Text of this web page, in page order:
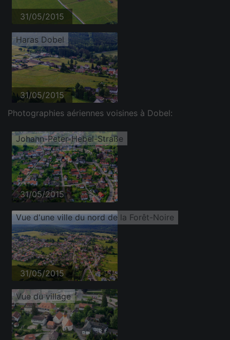
31/05/2015
Haras Dobel
31/05/2015
Photographies aériennes voisines à Dobel:
Johann-Peter-Hebel-Straße
31/05/2015
Vue d'une ville du nord de la Forêt-Noire
31/05/2015
Vue du village